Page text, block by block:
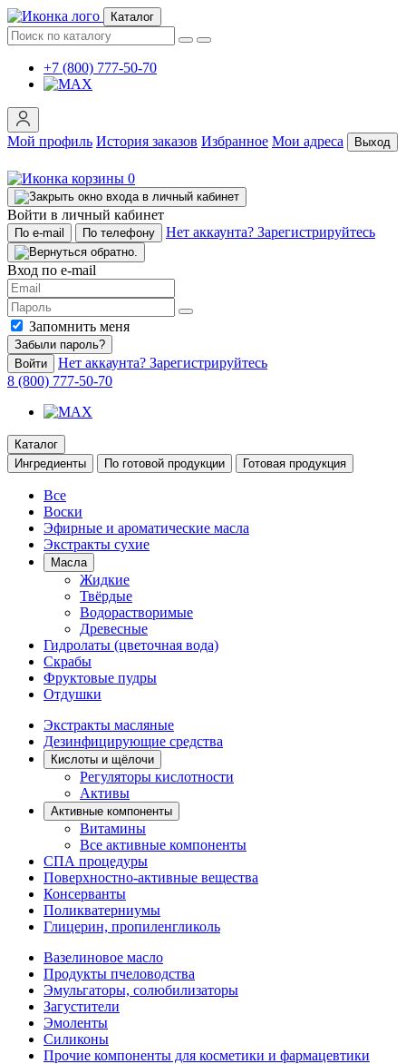
Каталог
+7 (800) 777-50-70
Мой профиль История заказов Избранное Мои адреса Выход
0
Войти в личный кабинет
По e-mail По телефону Нет аккаунта? Зарегистрируйтесь
Вход по e-mail
Запомнить меня
Забыли пароль?
Войти
Нет аккаунта? Зарегистрируйтесь
8 (800) 777-50-70
Каталог
Ингредиенты
По готовой продукции Готовая продукция
Все
Воски
Эфирные и ароматические масла
Экстракты сухие
Масла
Жидкие
Твёрдые
Водорастворимые
Древесные
Гидролаты (цветочная вода)
Скрабы
Фруктовые пудры
Отдушки
Экстракты масляные
Дезинфицирующие средства
Кислоты и щёлочи
Регуляторы кислотности
Активы
Активные компоненты
Витамины
Все активные компоненты
СПА процедуры
Поверхностно-активные вещества
Консерванты
Поликватерниумы
Глицерин, пропиленгликоль
Вазелиновое масло
Продукты пчеловодства
Эмульгаторы, солюбилизаторы
Загустители
Эмоленты
Силиконы
Прочие компоненты для косметики и фармацевтики